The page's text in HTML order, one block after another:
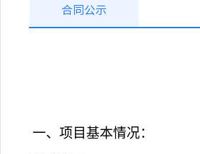
合同公示
一、项目基本情况：